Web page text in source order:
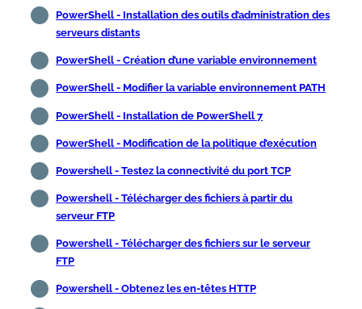
PowerShell - Installation des outils d’administration des
serveurs distants
PowerShell - Création d’une variable environnement
PowerShell - Modifier la variable environnement PATH
PowerShell - Installation de PowerShell 7
PowerShell - Modification de la politique d’exécution
Powershell - Testez la connectivité du port TCP
Powershell - Télécharger des fichiers à partir du
serveur FTP
Powershell - Télécharger des fichiers sur le serveur
FTP
Powershell - Obtenez les en-têtes HTTP